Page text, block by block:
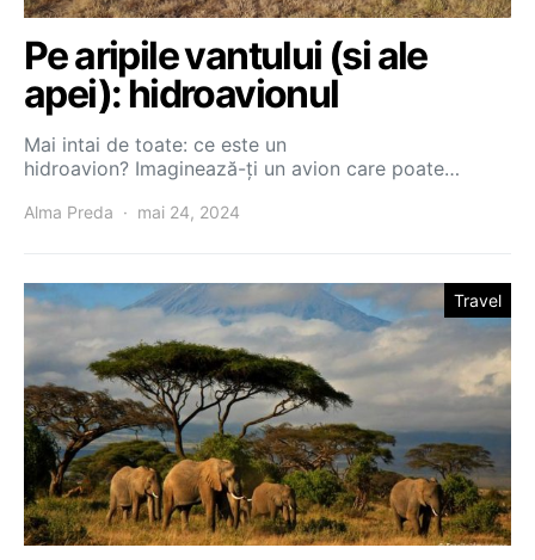
Pe aripile vantului (si ale
apei): hidroavionul
Mai intai de toate: ce este un
hidroavion? Imaginează-ți un avion care poate…
Alma Preda mai 24, 2024
Travel